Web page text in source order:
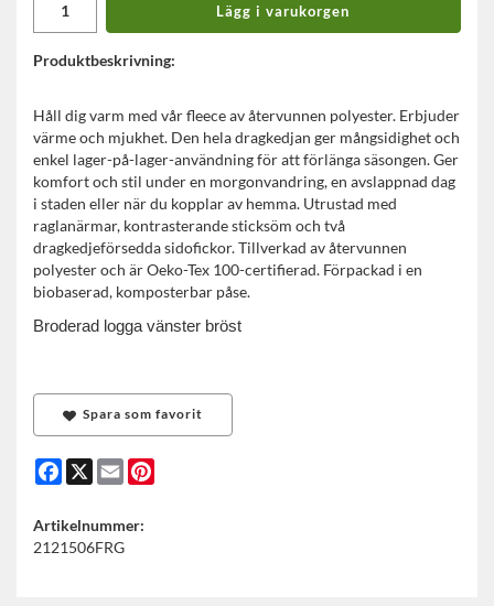
Lägg i varukorgen
Produktbeskrivning:
Håll dig varm med vår fleece av återvunnen polyester. Erbjuder
värme och mjukhet. Den hela dragkedjan ger mångsidighet och
enkel lager-på-lager-användning för att förlänga säsongen. Ger
komfort och stil under en morgonvandring, en avslappnad dag
i staden eller när du kopplar av hemma. Utrustad med
raglanärmar, kontrasterande sticksöm och två
dragkedjeförsedda sidofickor. Tillverkad av återvunnen
polyester och är Oeko-Tex 100-certifierad. Förpackad i en
biobaserad, komposterbar påse.
Broderad logga vänster bröst
Spara som favorit
Facebook
X Email
Artikelnummer:
2121506FRG